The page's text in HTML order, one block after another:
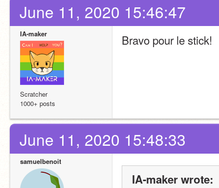
June 11, 2020 15:46:47
IA-maker
Scratcher
1000+ posts
Bravo pour le stick!
June 11, 2020 15:48:33
samuelbenoit
IA-maker wrote: